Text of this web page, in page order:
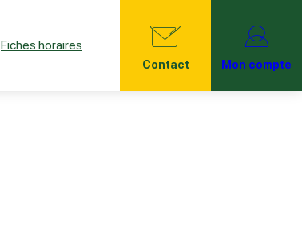
Fiches horaires
Contact Mon compte